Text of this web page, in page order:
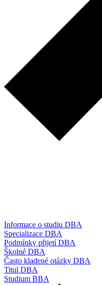
Informace o studiu DBA
Specializace DBA
Podmínky přijetí DBA
Školné DBA
Často kladené otázky DBA
Titul DBA
Studium BBA